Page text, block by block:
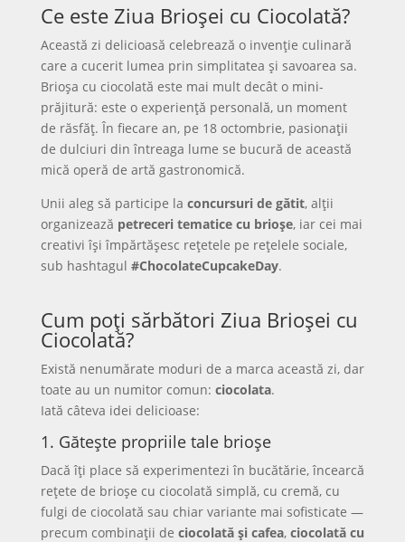
Ce este Ziua Brioșei cu Ciocolată?
Această zi delicioasă celebrează o invenție culinară
care a cucerit lumea prin simplitatea și savoarea sa.
Brioșa cu ciocolată este mai mult decât o mini-
prăjitură: este o experiență personală, un moment
de răsfăț. În fiecare an, pe 18 octombrie, pasionații
de dulciuri din întreaga lume se bucură de această
mică operă de artă gastronomică.
Unii aleg să participe la concursuri de gătit, alții
organizează petreceri tematice cu brioșe, iar cei mai
creativi își împărtășesc rețetele pe rețelele sociale,
sub hashtagul #ChocolateCupcakeDay.
Cum poți sărbători Ziua Brioșei cu
Ciocolată?
Există nenumărate moduri de a marca această zi, dar
toate au un numitor comun: ciocolata.
Iată câteva idei delicioase:
1. Gătește propriile tale brioșe
Dacă îți place să experimentezi în bucătărie, încearcă
rețete de brioșe cu ciocolată simplă, cu cremă, cu
fulgi de ciocolată sau chiar variante mai sofisticate —
precum combinații de ciocolată și cafea, ciocolată cu